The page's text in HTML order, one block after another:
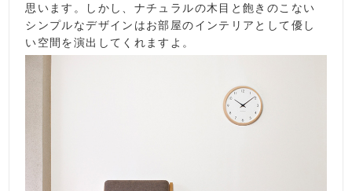
思います。しかし、ナチュラルの木目と飽きのこない
シンプルなデザインはお部屋のインテリアとして優し
い空間を演出してくれますよ。